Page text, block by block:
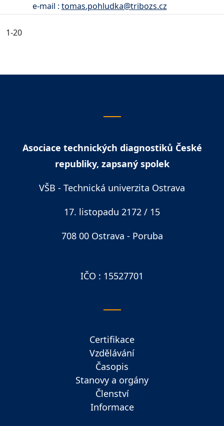
e-mail : tomas.pohludka@tribozs.cz
1-20
Asociace technických diagnostiků České
republiky, zapsaný spolek
VŠB - Technická univerzita Ostrava
17. listopadu 2172 / 15
708 00 Ostrava - Poruba
IČO : 15527701
Certifikace
Vzdělávání
Časopis
Stanovy a orgány
Členství
Informace